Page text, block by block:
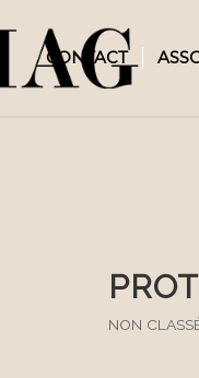
CONTACT
NON